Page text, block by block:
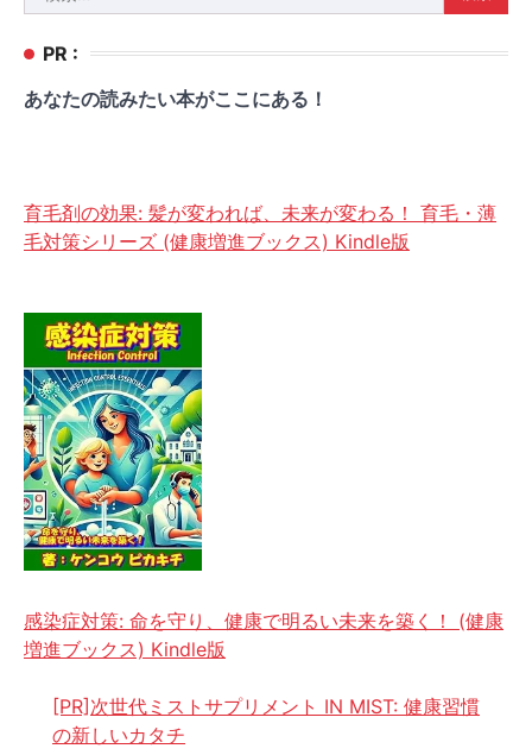
索:
PR :
あなたの読みたい本がここにある！
育毛剤の効果: 髪が変われば、未来が変わる！ 育毛・薄
毛対策シリーズ (健康増進ブックス) Kindle版
感染症対策: 命を守り、健康で明るい未来を築く！ (健康
増進ブックス) Kindle版
[PR]次世代ミストサプリメント IN MIST: 健康習慣
の新しいカタチ